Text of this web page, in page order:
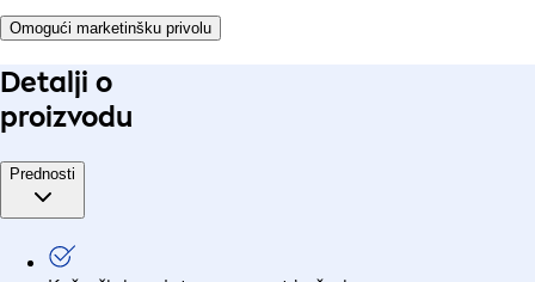
Omogući marketinšku privolu
Detalji o
proizvodu
Prednosti